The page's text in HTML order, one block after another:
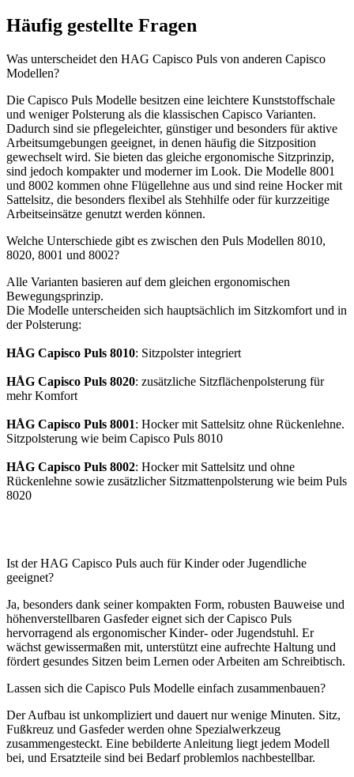
Häufig gestellte Fragen
Was unterscheidet den HAG Capisco Puls von anderen Capisco
Modellen?
Die Capisco Puls Modelle besitzen eine leichtere Kunststoffschale
und weniger Polsterung als die klassischen Capisco Varianten.
Dadurch sind sie pflegeleichter, günstiger und besonders für aktive
Arbeitsumgebungen geeignet, in denen häufig die Sitzposition
gewechselt wird. Sie bieten das gleiche ergonomische Sitzprinzip,
sind jedoch kompakter und moderner im Look. Die Modelle 8001
und 8002 kommen ohne Flügellehne aus und sind reine Hocker mit
Sattelsitz, die besonders flexibel als Stehhilfe oder für kurzzeitige
Arbeitseinsätze genutzt werden können.
Welche Unterschiede gibt es zwischen den Puls Modellen 8010,
8020, 8001 und 8002?
Alle Varianten basieren auf dem gleichen ergonomischen
Bewegungsprinzip.
Die Modelle unterscheiden sich hauptsächlich im Sitzkomfort und in
der Polsterung:
HÅG Capisco Puls 8010: Sitzpolster integriert
HÅG Capisco Puls 8020: zusätzliche Sitzflächenpolsterung für
mehr Komfort
HÅG Capisco Puls 8001: Hocker mit Sattelsitz ohne Rückenlehne.
Sitzpolsterung wie beim Capisco Puls 8010
HÅG Capisco Puls 8002: Hocker mit Sattelsitz und ohne
Rückenlehne sowie zusätzlicher Sitzmattenpolsterung wie beim Puls
8020
Ist der HAG Capisco Puls auch für Kinder oder Jugendliche
geeignet?
Ja, besonders dank seiner kompakten Form, robusten Bauweise und
höhenverstellbaren Gasfeder eignet sich der Capisco Puls
hervorragend als ergonomischer Kinder- oder Jugendstuhl. Er
wächst gewissermaßen mit, unterstützt eine aufrechte Haltung und
fördert gesundes Sitzen beim Lernen oder Arbeiten am Schreibtisch.
Lassen sich die Capisco Puls Modelle einfach zusammenbauen?
Der Aufbau ist unkompliziert und dauert nur wenige Minuten. Sitz,
Fußkreuz und Gasfeder werden ohne Spezialwerkzeug
zusammengesteckt. Eine bebilderte Anleitung liegt jedem Modell
bei, und Ersatzteile sind bei Bedarf problemlos nachbestellbar.